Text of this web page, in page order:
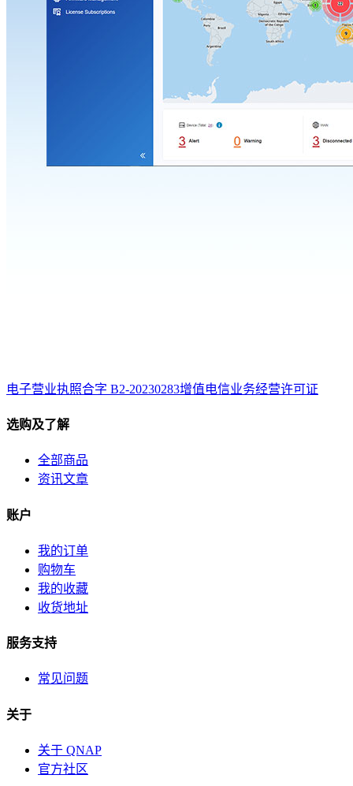
电子营业执照合字 B2-20230283增值电信业务经营许可证
选购及了解
全部商品
资讯文章
账户
我的订单
购物车
我的收藏
收货地址
服务支持
常见问题
关于
关于 QNAP
官方社区